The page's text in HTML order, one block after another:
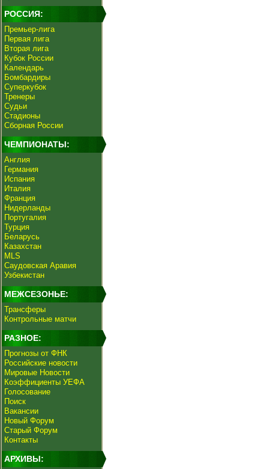
РОССИЯ:
Премьер-лига
Первая лига
Вторая лига
Кубок России
Календарь
Бомбардиры
Суперкубок
Тренеры
Судьи
Стадионы
Сборная России
ЧЕМПИОНАТЫ:
Англия
Германия
Испания
Италия
Франция
Нидерланды
Португалия
Турция
Беларусь
Казахстан
MLS
Саудовская Аравия
Узбекистан
МЕЖСЕЗОНЬЕ:
Трансферы
Контрольные матчи
РАЗНОЕ:
Прогнозы от ФНК
Российские новости
Мировые Новости
Коэффициенты УЕФА
Голосование
Поиск
Вакансии
Новый Форум
Старый Форум
Контакты
АРХИВЫ: